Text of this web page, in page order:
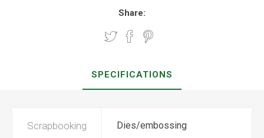
Share:
SPECIFICATIONS
Scrapbooking Dies/embossing